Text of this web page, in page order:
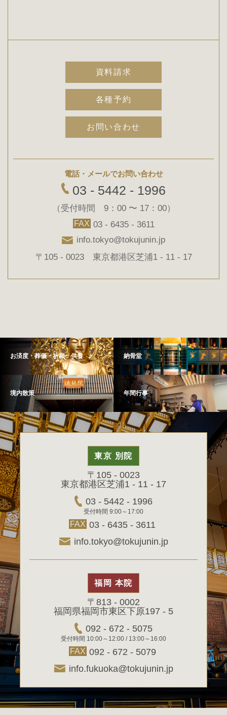
資料請求
各種予約
お問い合わせ
電話・メールでお問い合わせ
03 - 5442 - 1996
（受付時間 9：00 〜 17：00）
FAX 03 - 6435 - 3611
info.tokyo@tokujunin.jp
〒105 - 0023 東京都港区芝浦1 - 11 - 17
お済度・葬儀・祈願・供養 納骨堂
境内散策 年間行事
東京 別院
〒105 - 0023
東京都港区芝浦1 - 11 - 17
03 - 5442 - 1996
受付時間 9:00～17:00
FAX 03 - 6435 - 3611
info.tokyo@tokujunin.jp
福岡 本院
〒813 - 0002
福岡県福岡市東区下原197 - 5
092 - 672 - 5075
受付時間 10:00～12:00 / 13:00～16:00
FAX 092 - 672 - 5079
info.fukuoka@tokujunin.jp